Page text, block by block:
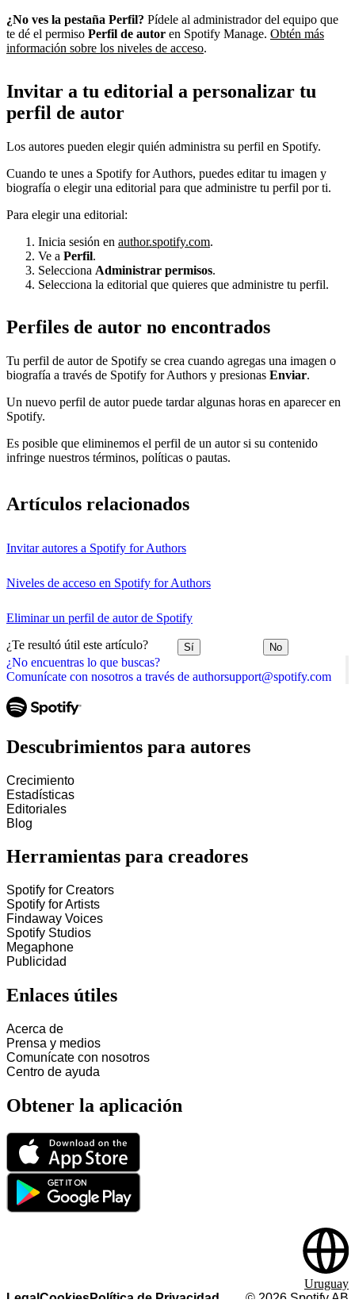
¿No encuentras lo que buscas?
Comunícate con nosotros a través de authorsupport@spotify.com
¿No ves la pestaña Perfil? Pídele al administrador del equipo que
te dé el permiso Perfil de autor en Spotify Manage. Obtén más
información sobre los niveles de acceso.
Invitar a tu editorial a personalizar tu
perfil de autor
Los autores pueden elegir quién administra su perfil en Spotify.
Cuando te unes a Spotify for Authors, puedes editar tu imagen y
biografía o elegir una editorial para que administre tu perfil por ti.
Para elegir una editorial:
Inicia sesión en author.spotify.com.
Ve a Perfil.
Selecciona Administrar permisos.
Selecciona la editorial que quieres que administre tu perfil.
Perfiles de autor no encontrados
Tu perfil de autor de Spotify se crea cuando agregas una imagen o
biografía a través de Spotify for Authors y presionas Enviar.
Un nuevo perfil de autor puede tardar algunas horas en aparecer en
Spotify.
Es posible que eliminemos el perfil de un autor si su contenido
infringe nuestros términos, políticas o pautas.
Artículos relacionados
Invitar autores a Spotify for Authors
Niveles de acceso en Spotify for Authors
Eliminar un perfil de autor de Spotify
¿Te resultó útil este artículo? Sí No
Descubrimientos para autores
Crecimiento
Estadísticas
Editoriales
Blog
Herramientas para creadores
Spotify for Creators
Spotify for Artists
Findaway Voices
Spotify Studios
Megaphone
Publicidad
Enlaces útiles
Acerca de
Prensa y medios
Comunícate con nosotros
Centro de ayuda
Obtener la aplicación
LegalCookiesPolítica de Privacidad © 2026 Spotify AB
Uruguay